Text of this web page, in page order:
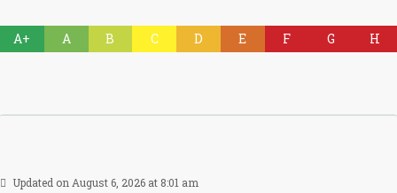
A+ A B C D E F G H
Updated on August 6, 2026 at 8:01 am